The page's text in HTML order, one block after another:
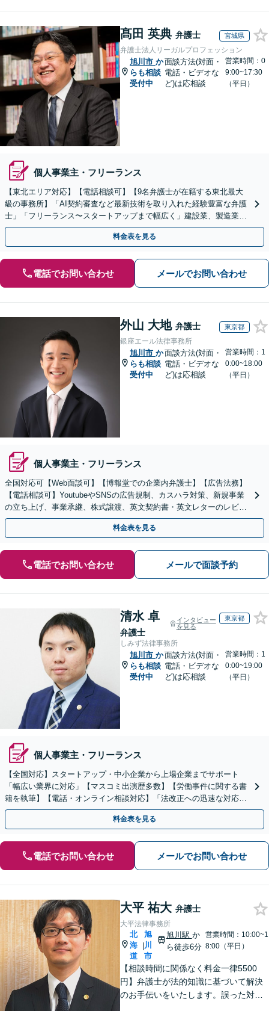
髙田 英典 弁護士 宮城県
弁護士法人リーガルプロフェッション
旭川市 か
らも相談
受付中
面談方法(対面・
電話・ビデオな
ど)は応相談
営業時間：0
9:00~17:30
（平日）
個人事業主・フリーランス
【東北エリア対応】【電話相談可】【9名弁護士が在籍する東北最大
級の事務所】「AI契約審査など最新技術を取り入れた経験豊富な弁護
士」「フリーランス〜スタートアップまで幅広く」建設業、製造業、
不動産業、飲食業、IT業、介護・福祉など
料金表を見る
電話でお問い合わせ メールでお問い合わせ
外山 大地 弁護士 東京都
銀座エール法律事務所
旭川市 か
らも相談
受付中
面談方法(対面・
電話・ビデオな
ど)は応相談
営業時間：1
0:00~18:00
（平日）
個人事業主・フリーランス
全国対応可【Web面談可】【博報堂での企業内弁護士】【広告法務】
【電話相談可】YoutubeやSNSの広告規制、カスハラ対策、新規事業
の立ち上げ、事業承継、株式譲渡、英文契約書・英文レターのレビュ
ー・ドラフトなどに対応。
料金表を見る
電話でお問い合わせ メールで面談予約
清水 卓
弁護士
インタビュー
を見る
東京都
しみず法律事務所
旭川市 か
らも相談
受付中
面談方法(対面・
電話・ビデオな
ど)は応相談
営業時間：1
0:00~19:00
（平日）
個人事業主・フリーランス
【全国対応】スタートアップ・中小企業から上場企業までサポート
「幅広い業界に対応」【マスコミ出演歴多数】【労働事件に関する書
籍を執筆】【電話・オンライン相談対応】「法改正への迅速な対応」
「労務環境の整備でトラブルを未然に防ぐ」
料金表を見る
電話でお問い合わせ メールでお問い合わせ
大平 祐大 弁護士
大平法律事務所
北
海
道
|
旭
川
市
旭川駅 か
ら徒歩6分
営業時間：10:00~1
8:00（平日）
【相談時間に関係なく料金一律5500
円】弁護士が法的知識に基づいて解決
のお手伝いをいたします。誤った対応